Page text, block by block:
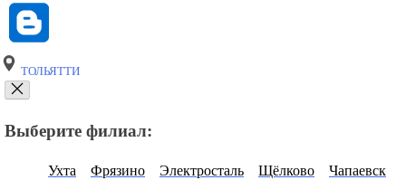
ТОЛЬЯТТИ
Выберите филиал:
Ухта Фрязино Электросталь Щёлково
Чапаевск